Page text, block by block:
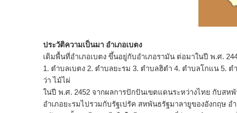
ประวัติความเป็นมา อำเภอเบตง
เดิมพื้นที่อำเภอเบตง ขึ้นอยู่กับอำเภอรามัน ต่อมาในปี พ.ศ.
1. ตำบลเบตง 2. ตำบลยะรม 3. ตำบลฮิตำ 4. ตำบลโกแน 5. ต
ว่า ไม้ไผ่
ในปี พ.ศ. 2452 จากผลการปักปันเขตแดนระหว่างไทย กับสห
อำเภอยะรมไปรวมกับรัฐเปรัค สหพันธรัฐมาลายูของอังกฤษ